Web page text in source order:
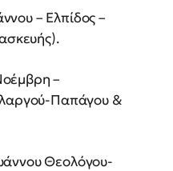
– Ελπίδος –
–
Παπάγου &
Θεολόγου-